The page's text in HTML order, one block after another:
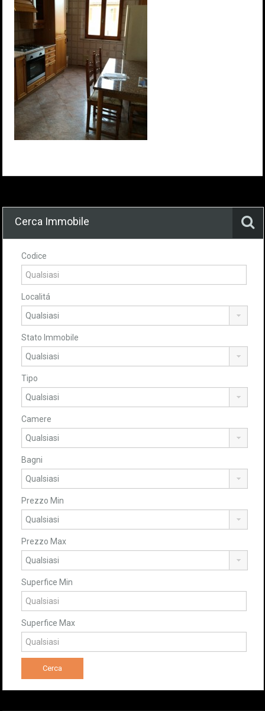
Cerca Immobile
Codice
Localitá
Stato Immobile
Tipo
Camere
Bagni
Prezzo Min
Prezzo Max
Superfice Min
Superfice Max